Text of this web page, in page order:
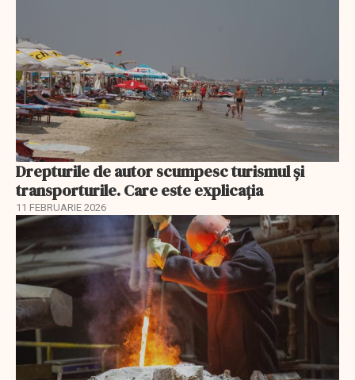
Drepturile de autor scumpesc turismul și
transporturile. Care este explicația
11 FEBRUARIE 2026